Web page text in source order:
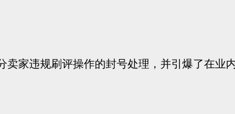
卖家违规刷评操作的封号处理，并引爆了在